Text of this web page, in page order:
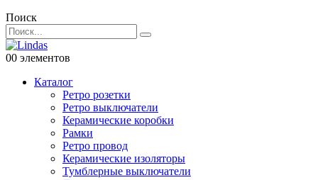
Поиск
00 элементов
Каталог
Ретро розетки
Ретро выключатели
Керамические коробки
Рамки
Ретро провод
Керамические изоляторы
Тумблерные выключатели